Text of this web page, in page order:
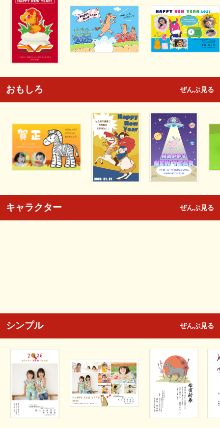
おもしろ ぜんぶ見る
キャラクター ぜんぶ見る
シンプル ぜんぶ見る